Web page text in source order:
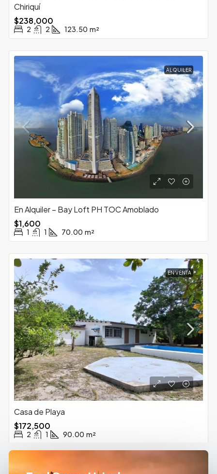
Chiriquí
$238,000
2 2 123.50 m²
ALQUILER
En Alquiler – Bay Loft PH TOC Amoblado
$1,600
1 1 70.00 m²
EN VENTA
Casa de Playa
$172,500
2 1 90.00 m²